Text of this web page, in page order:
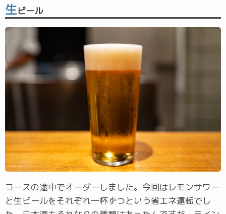
生ビール
コースの途中でオーダーしました。今回はレモンサワー
と生ビールをそれぞれ一杯ずつという省エネ運転でし